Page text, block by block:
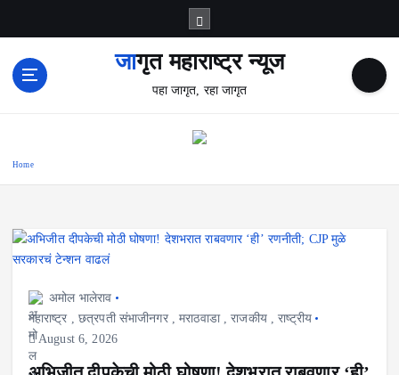
जागृत महाराष्ट्र न्यूज
पहा जागृत, रहा जागृत
Home
अमोल भालेराव
महाराष्ट्र
छत्रपती संभाजीनगर,मराठवाडा,राजकीय,राष्ट्रीय
August 6, 2026